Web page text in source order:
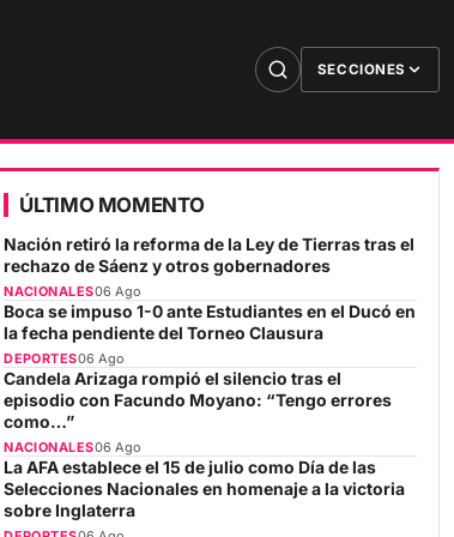
SECCIONES
ÚLTIMO MOMENTO
Nación retiró la reforma de la Ley de Tierras tras el
rechazo de Sáenz y otros gobernadores
NACIONALES06 Ago
Boca se impuso 1-0 ante Estudiantes en el Ducó en
la fecha pendiente del Torneo Clausura
DEPORTES06 Ago
Candela Arizaga rompió el silencio tras el
episodio con Facundo Moyano: “Tengo errores
como…”
NACIONALES06 Ago
La AFA establece el 15 de julio como Día de las
Selecciones Nacionales en homenaje a la victoria
sobre Inglaterra